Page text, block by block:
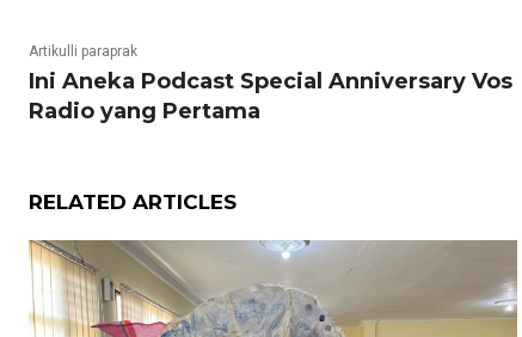
Artikulli paraprak
Ini Aneka Podcast Special Anniversary Vos
Radio yang Pertama
RELATED ARTICLES